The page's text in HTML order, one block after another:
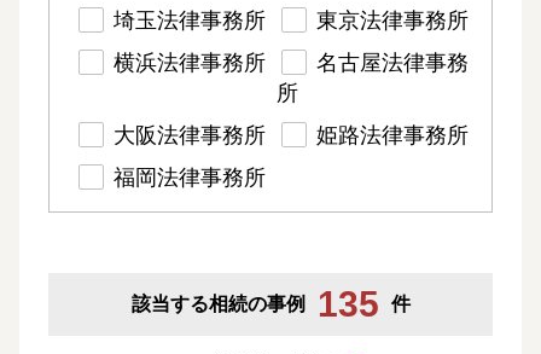
埼玉法律事務所
東京法律事務所
横浜法律事務所
名古屋法律事務
所
大阪法律事務所
姫路法律事務所
福岡法律事務所
該当する相続の事例 135 件